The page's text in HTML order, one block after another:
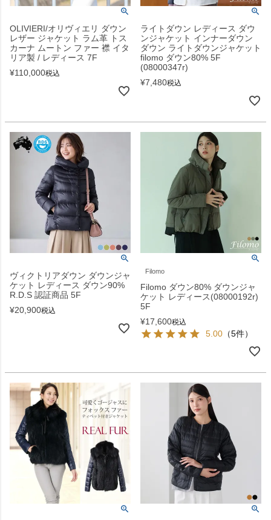
OLIVIERI/オリヴィエリ ダウン
レザー ジャケット ラム革 トス
カーナ ムートン ファー 襟 イタ
リア製 / レディース 7F
¥110,000税込
ライトダウン レディース ダウ
ンジャケット インナーダウン
ダウン ライトダウンジャケット
filomo ダウン80% 5F
(08000347r)
¥7,480税込
ヴィクトリアダウン ダウンジャ
ケット レディース ダウン90%
R.D.S 認証商品 5F
¥20,900税込
Filomo
Filomo ダウン80% ダウンジャ
ケット レディース(08000192r)
5F
¥17,600税込
5.00 （5件）